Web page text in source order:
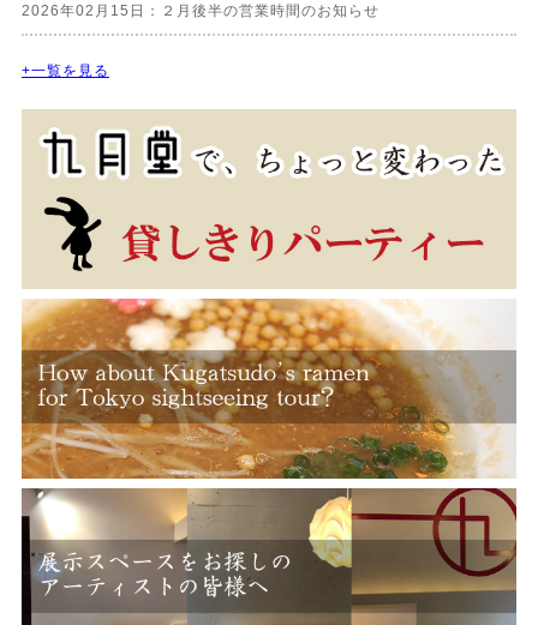
2026年02月15日：２月後半の営業時間のお知らせ
+一覧を見る